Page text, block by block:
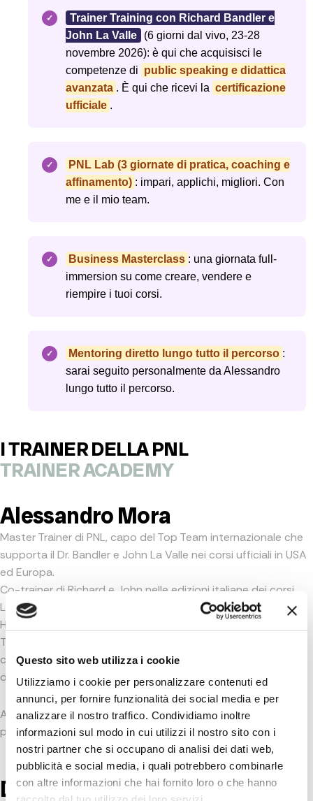
Questo sito web utilizza i cookie
Utilizziamo i cookie per personalizzare contenuti ed
annunci, per fornire funzionalità dei social media e per
analizzare il nostro traffico. Condividiamo inoltre
informazioni sul modo in cui utilizzi il nostro sito con i
nostri partner che si occupano di analisi dei dati web,
pubblicità e social media, i quali potrebbero combinarle
con altre informazioni che hai fornito loro o che hanno
Trainer Training con Richard Bandler e
John La Valle
(6 giorni dal vivo, 23-28
novembre 2026): è qui che acquisisci le
competenze di public speaking e didattica
avanzata . È qui che ricevi la certificazione
ufficiale .
PNL Lab (3 giornate di pratica, coaching e
affinamento) : impari, applichi, migliori. Con
me e il mio team.
Business Masterclass : una giornata full-
immersion su come creare, vendere e
riempire i tuoi corsi.
Mentoring diretto lungo tutto il percorso :
sarai seguito personalmente da Alessandro
lungo tutto il percorso.
I TRAINER DELLA PNL
TRAINER ACADEMY
Alessandro Mora
Master Trainer di PNL, capo del Top Team internazionale che
supporta il Dr. Bandler e John La Valle nei corsi ufficiali in USA
ed Europa.
Co-trainer di Richard e John nelle edizioni italiane dei corsi
Licensed Advanced Master Practitioner of NLPⓇe Neuro
Hypnotic Repatterning
Tiene corsi di PNL e coaching da oltre vent’anni e, nei suoi
corsi Ekis, forma il maggior numero di professionisti di PNL
ogni anno.
Alessandro ti seguirà personalmente durante l’intero
percorso.
Dr. Richard Bandler